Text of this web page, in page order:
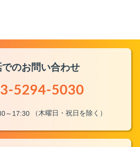
でのお問い合わせ
～17:30 （木曜日・祝日を除く）